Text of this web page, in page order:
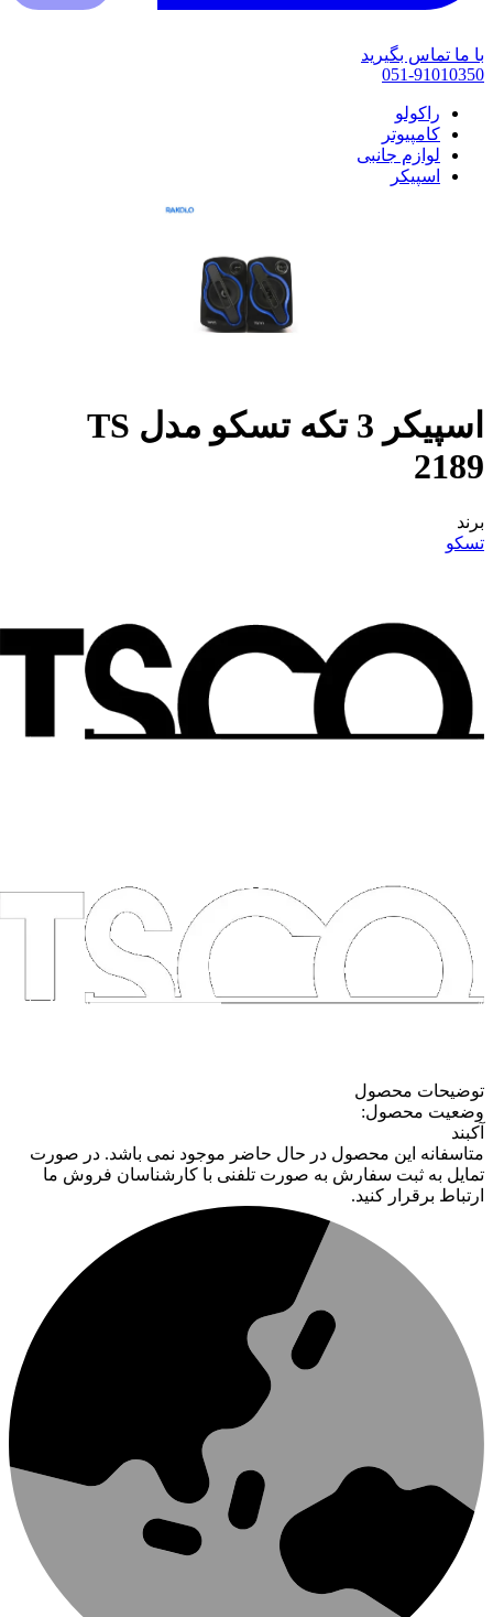
با ما تماس بگیرید
051-91010350
راکولو
کامپیوتر
لوازم جانبی
اسپیکر
اسپیکر 3 تکه تسکو مدل TS
2189
برند
تسکو
توضیحات محصول
وضعیت محصول:
آکبند
متاسفانه این محصول در حال حاضر موجود نمی باشد. در صورت
تمایل به ثبت سفارش به صورت تلفنی با کارشناسان فروش ما
ارتباط برقرار کنید.